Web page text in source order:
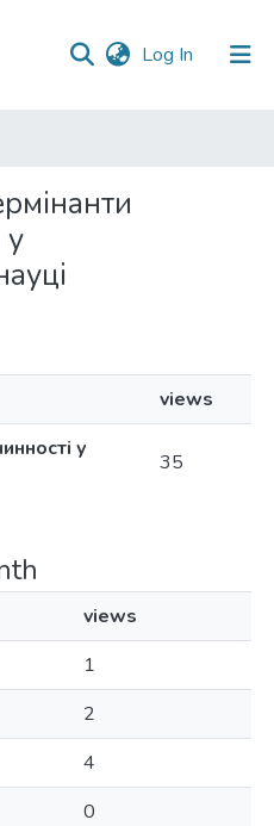
Log In (current)
у
views
у
35
views
1
2
4
0